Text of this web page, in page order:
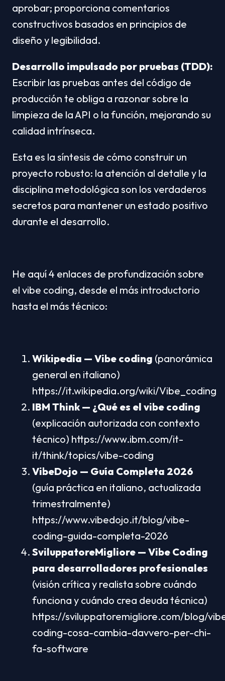
aprobar; proporciona comentarios
constructivos basados en principios de
diseño y legibilidad.
Desarrollo impulsado por pruebas (TDD):
Escribir las pruebas antes del código de
producción te obliga a razonar sobre la
limpieza de la API o la función, mejorando su
calidad intrínseca.
Esta es la síntesis de cómo construir un
proyecto robusto: la atención al detalle y la
disciplina metodológica son los verdaderos
secretos para mantener un estado positivo
durante el desarrollo.
He aquí 4 enlaces de profundización sobre
el vibe coding, desde el más introductorio
hasta el más técnico:
Wikipedia — Vibe coding (panorámica
general en italiano)
https://it.wikipedia.org/wiki/Vibe_coding
IBM Think — ¿Qué es el vibe coding
(explicación autorizada con contexto
técnico) https://www.ibm.com/it-
it/think/topics/vibe-coding
VibeDojo — Guía Completa 2026
(guía práctica en italiano, actualizada
trimestralmente)
https://www.vibedojo.it/blog/vibe-
coding-guida-completa-2026
SviluppatoreMigliore — Vibe Coding
para desarrolladores profesionales
(visión crítica y realista sobre cuándo
funciona y cuándo crea deuda técnica)
https://sviluppatoremigliore.com/blog/
coding-cosa-cambia-davvero-per-chi-
fa-software